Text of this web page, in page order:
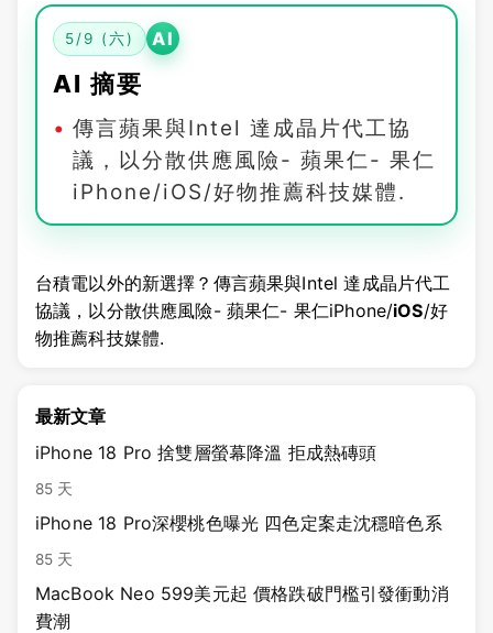
5/9 (六) AI
AI 摘要
傳言蘋果與Intel 達成晶片代工協
議，以分散供應風險- 蘋果仁- 果仁
iPhone/iOS/好物推薦科技媒體.
台積電以外的新選擇？傳言蘋果與Intel 達成晶片代工
協議，以分散供應風險- 蘋果仁- 果仁iPhone/iOS/好
物推薦科技媒體.
最新文章
iPhone 18 Pro 捨雙層螢幕降溫 拒成熱磚頭
85 天
iPhone 18 Pro深櫻桃色曝光 四色定案走沈穩暗色系
85 天
MacBook Neo 599美元起 價格跌破門檻引發衝動消
費潮